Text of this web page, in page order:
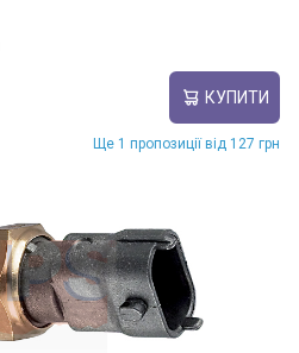
КУПИТИ
Ще 1 пропозиції від 127 грн